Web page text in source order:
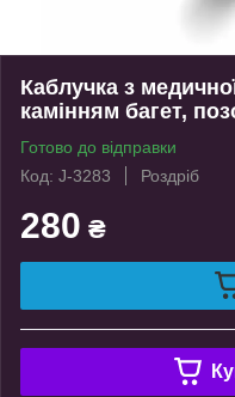
Каблучка з
камінням багет,
Готово до відправки
Код: J-3283
Роздріб
280 ₴